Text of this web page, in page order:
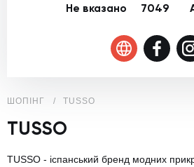
Не вказано 7049
ШОПІНГ TUSSO
TUSSO
TUSSO - іспанський бренд модних